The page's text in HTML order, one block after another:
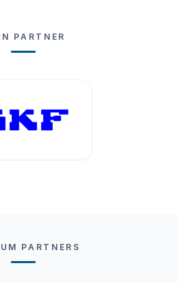
PARTNER
PARTNERS